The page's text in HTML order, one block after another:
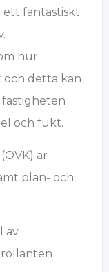
ett fantastiskt
hur
och detta kan
och fukt.
är
plan- och
av